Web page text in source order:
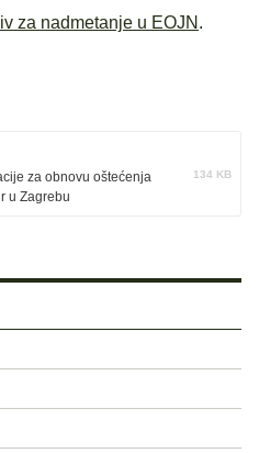
za nadmetanje u EOJN .
za obnovu oštećenja
u Zagrebu
134 KB